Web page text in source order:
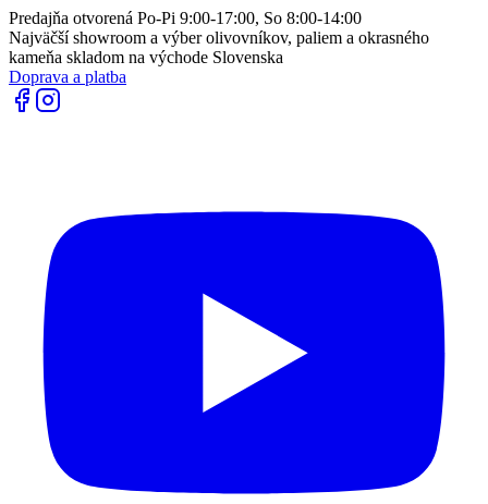
Predajňa otvorená Po-Pi 9:00-17:00, So 8:00-14:00
Najväčší showroom a výber olivovníkov, paliem a okrasného
kameňa skladom na východe Slovenska
Doprava a platba